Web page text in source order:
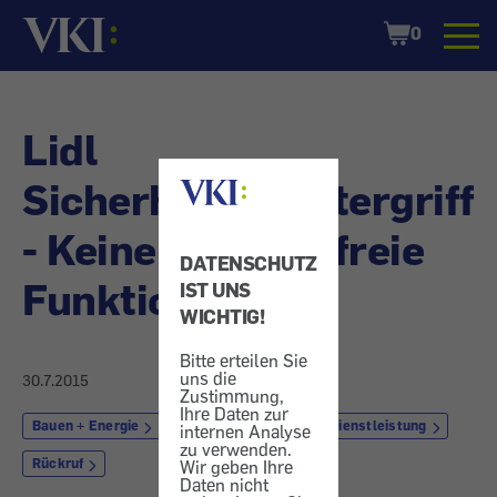
DATENSCHUTZ
IST UNS
WICHTIG!
Bitte erteilen Sie
uns die
Zustimmung,
Ihre Daten zur
internen Analyse
zu verwenden.
Wir geben Ihre
Daten nicht
Startseite
Shopping
Cart
0
Lidl
Sicherheitsfenstergriff
- Keine einwandfreie
Funktion
30.7.2015
Bauen + Energie Fenster Markt + Dienstleistung
Rückruf